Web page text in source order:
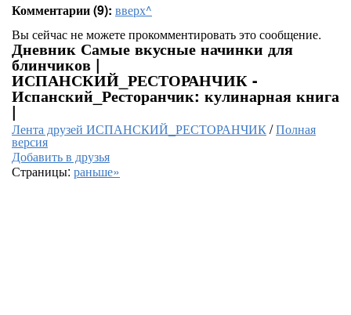
Комментарии (9): вверх^
Вы сейчас не можете прокомментировать это сообщение.
Дневник Самые вкусные начинки для
блинчиков |
ИСПАНСКИЙ_РЕСТОРАНЧИК -
Испанский_Ресторанчик: кулинарная книга
|
Лента друзей ИСПАНСКИЙ_РЕСТОРАНЧИК/Полная
версия
Добавить в друзья
Страницы: раньше»